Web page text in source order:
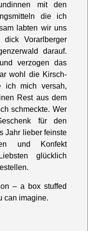
mit den
die ich
labten wir uns
Vorarlberger
darauf.
verzogen das
wohl die Kirsch-
ich mich versah,
Rest aus dem
schmeckte. Wer
für den
Jahr lieber feinste
und Konfekt
glücklich
– a box stuffed
can imagine.